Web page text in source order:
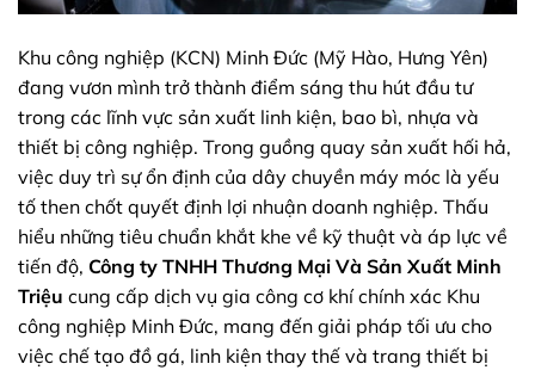
Khu công nghiệp (KCN) Minh Đức (Mỹ Hào, Hưng Yên)
đang vươn mình trở thành điểm sáng thu hút đầu tư
trong các lĩnh vực sản xuất linh kiện, bao bì, nhựa và
thiết bị công nghiệp. Trong guồng quay sản xuất hối hả,
việc duy trì sự ổn định của dây chuyền máy móc là yếu
tố then chốt quyết định lợi nhuận doanh nghiệp. Thấu
hiểu những tiêu chuẩn khắt khe về kỹ thuật và áp lực về
tiến độ, Công ty TNHH Thương Mại Và Sản Xuất Minh
Triệu cung cấp dịch vụ gia công cơ khí chính xác Khu
công nghiệp Minh Đức, mang đến giải pháp tối ưu cho
việc chế tạo đồ gá, linh kiện thay thế và trang thiết bị